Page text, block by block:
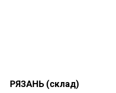
РЯЗАНЬ (склад)